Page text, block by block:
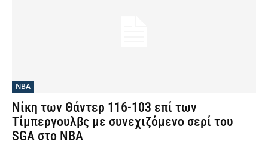
NBA
Νίκη των Θάντερ 116-103 επί των
Τίμπεργουλβς με συνεχιζόμενο σερί του
SGA στο NBA